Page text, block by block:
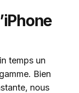
temps un
Bien
nous